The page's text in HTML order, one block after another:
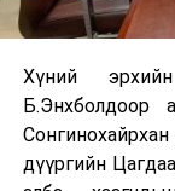
Хүний
Б.Энхболдоор
дүүргийн